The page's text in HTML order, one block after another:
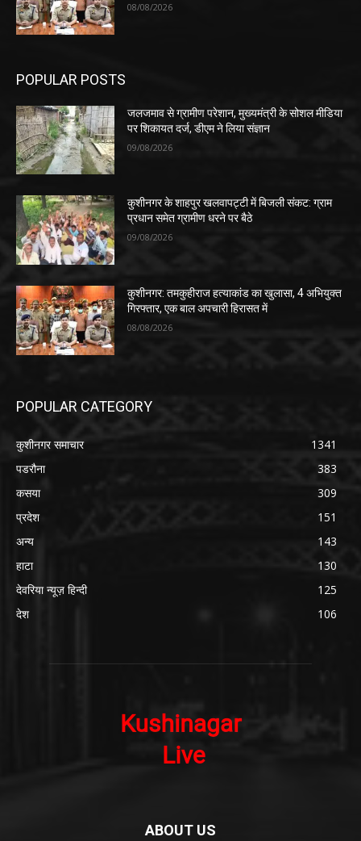
08/08/2026
POPULAR POSTS
जलजमाव से ग्रामीण परेशान, मुख्यमंत्री के सोशल मीडिया
पर शिकायत दर्ज, डीएम ने लिया संज्ञान
09/08/2026
कुशीनगर के शाहपुर खलवापट्टी में बिजली संकट: ग्राम
प्रधान समेत ग्रामीण धरने पर बैठे
09/08/2026
कुशीनगर: तमकुहीराज हत्याकांड का खुलासा, 4 अभियुक्त
गिरफ्तार, एक बाल अपचारी हिरासत में
08/08/2026
POPULAR CATEGORY
कुशीनगर समाचार
1341
पडरौना
383
कसया
309
प्रदेश
151
अन्य
143
हाटा
130
देवरिया न्यूज़ हिन्दी
125
देश
106
ABOUT US